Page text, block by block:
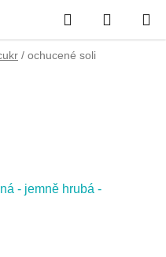
Hledat
KOŠÍK
/ ochucené soli
- jemně hrubá -